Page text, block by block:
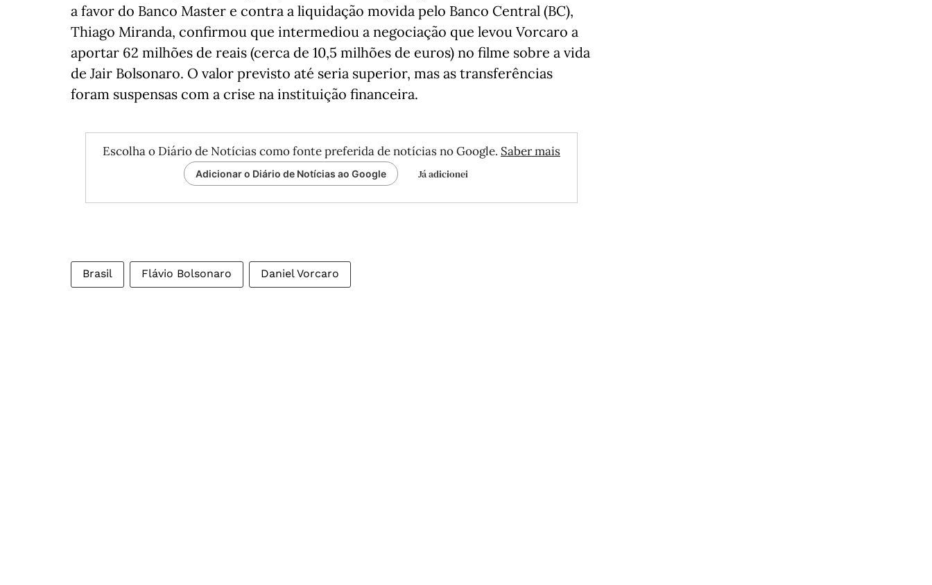
a favor do Banco Master e contra a liquidação movida pelo Banco Central (BC),
Thiago Miranda, confirmou que intermediou a negociação que levou Vorcaro a
aportar 62 milhões de reais (cerca de 10,5 milhões de euros) no filme sobre a vida
de Jair Bolsonaro. O valor previsto até seria superior, mas as transferências
foram suspensas com a crise na instituição financeira.
Escolha o Diário de Notícias como fonte preferida de notícias no Google. Saber mais
Adicionar o Diário de Notícias ao Google Já adicionei
Brasil Flávio Bolsonaro Daniel Vorcaro